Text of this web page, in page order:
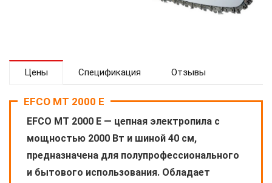
Цены Спецификация Отзывы
EFCO MT 2000 E
EFCO MT 2000 E — цепная электропила с
мощностью 2000 Вт и шиной 40 см,
предназначена для полупрофессионального
и бытового использования. Обладает